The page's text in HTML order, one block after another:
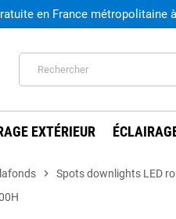
en France métropolitaine
EXTÉRIEUR
chevron_right
Spots downlights LED